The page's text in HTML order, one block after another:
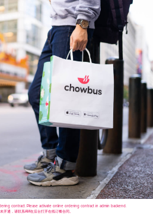
contract. Please activate online ordering contract in admin backend.
开通，请联系AM在后台打开在线订餐合同。